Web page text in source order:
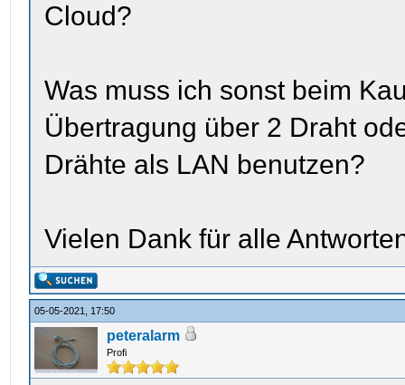
Cloud?
Was muss ich sonst beim
Übertragung über 2 Draht
Drähte als LAN benutzen?
Vielen Dank für alle
05-05-2021, 17:50
peteralarm
Profi